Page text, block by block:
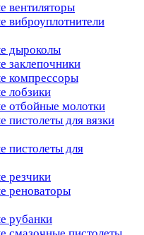
вентиляторы
виброуплотнители
дыроколы
заклепочники
компрессоры
лобзики
отбойные молотки
пистолеты для вязки
пистолеты для
резчики
реноваторы
рубанки